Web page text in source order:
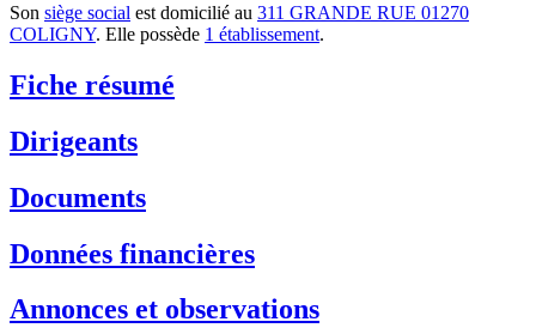
Son siège social est domicilié au 311 GRANDE RUE 01270
COLIGNY. Elle possède 1 établissement.
Fiche résumé
Dirigeants
Documents
Données financières
Annonces et observations